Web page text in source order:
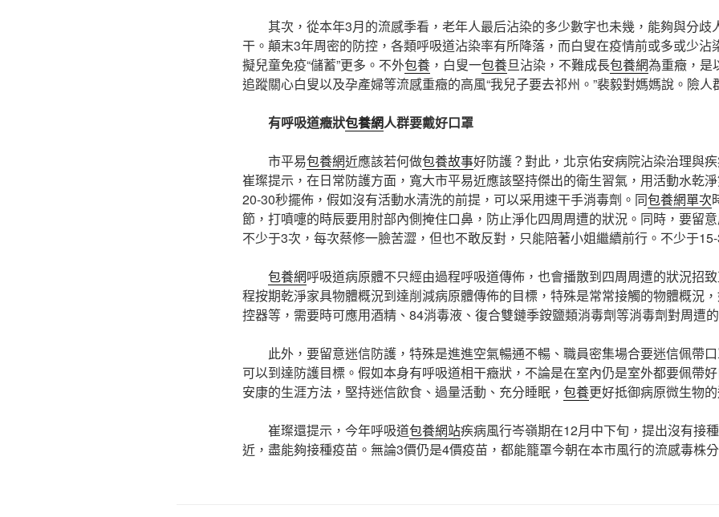
其次，從本年3月的流感季看，老年人最后沾染的多少數字也未幾，能夠與分歧
干。顛末3年周密的防控，各類呼吸道沾染率有所降落，而白叟在疫情前或多或少沾
擬兒童免疫“儲蓄”更多。不外包養 ，白叟一包養旦沾染，不難成長包養網為重癥，是
追蹤關心白叟以及孕產婦等流感重癥的高風“我兒子要去祁州。”裴毅對媽媽說。險人
有呼吸道癥狀包養網人群要戴好口罩
市平易包養網近應該若何做包養故事好防護？對此，北京佑安病院沾染治理與
崔璨提示，在日常防護方面，寬大市平易近應該堅持傑出的衛生習氣，用活動水乾
20-30秒擺佈，假如沒有活動水清洗的前提，可以采用速干手消毒劑。同包養網單次
節，打噴嚏的時辰要用肘部內側掩住口鼻，防止淨化四周周遭的狀況。同時，要留
不少于3次，每次蔡修一臉苦澀，但也不敢反對，只能陪著小姐繼續前行。不少于15-
包養網呼吸道病原體不只經由過程呼吸道傳佈，也會播散到四周周遭的狀況招
程按期乾淨家具物體概況到達削減病原體傳佈的目標，特殊是常常接觸的物體概況
控器等，需要時可應用酒精、84消毒液、復合雙鏈季銨鹽類消毒劑等消毒劑對周遭
此外，要留意迷信防護，特殊是進進空氣暢通不暢、職員密集場合要迷信佩帶
可以到達防護目標。假如本身有呼吸道相干癥狀，不論是在室內仍是室外都要佩帶
安康的生涯方法，堅持迷信飲食、過量活動、充分睡眠， 包養更好抵御病原微生物的
崔璨還提示，今年呼吸道包養網站疾病風行岑嶺期在12月中下旬，提出沒有接
近，盡能夠接種疫苗。無論3價仍是4價疫苗，都能籠罩今朝在本市風行的流感毒株分